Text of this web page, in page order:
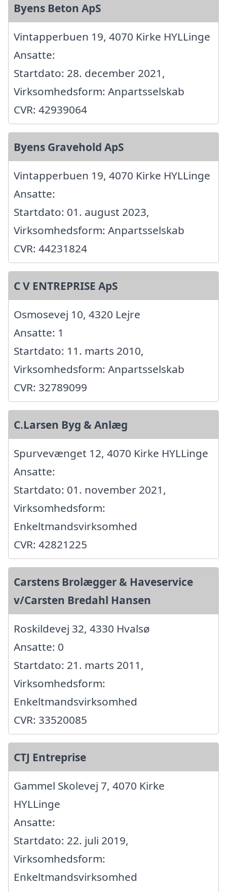
Byens Beton ApS
Vintapperbuen 19, 4070 Kirke HYLLinge
Ansatte:
Startdato: 28. december 2021,
Virksomhedsform: Anpartsselskab
CVR: 42939064
Byens Gravehold ApS
Vintapperbuen 19, 4070 Kirke HYLLinge
Ansatte:
Startdato: 01. august 2023,
Virksomhedsform: Anpartsselskab
CVR: 44231824
C V ENTREPRISE ApS
Osmosevej 10, 4320 Lejre
Ansatte: 1
Startdato: 11. marts 2010,
Virksomhedsform: Anpartsselskab
CVR: 32789099
C.Larsen Byg & Anlæg
Spurvevænget 12, 4070 Kirke HYLLinge
Ansatte:
Startdato: 01. november 2021,
Virksomhedsform:
Enkeltmandsvirksomhed
CVR: 42821225
Carstens Brolægger & Haveservice
v/Carsten Bredahl Hansen
Roskildevej 32, 4330 Hvalsø
Ansatte: 0
Startdato: 21. marts 2011,
Virksomhedsform:
Enkeltmandsvirksomhed
CVR: 33520085
CTJ Entreprise
Gammel Skolevej 7, 4070 Kirke
HYLLinge
Ansatte:
Startdato: 22. juli 2019,
Virksomhedsform:
Enkeltmandsvirksomhed